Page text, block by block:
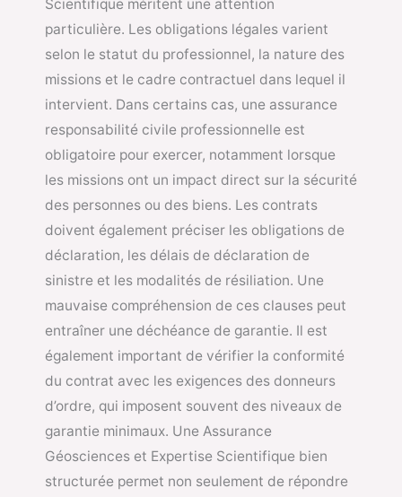
Scientifique méritent une attention
particulière. Les obligations légales varient
selon le statut du professionnel, la nature des
missions et le cadre contractuel dans lequel il
intervient. Dans certains cas, une assurance
responsabilité civile professionnelle est
obligatoire pour exercer, notamment lorsque
les missions ont un impact direct sur la sécurité
des personnes ou des biens. Les contrats
doivent également préciser les obligations de
déclaration, les délais de déclaration de
sinistre et les modalités de résiliation. Une
mauvaise compréhension de ces clauses peut
entraîner une déchéance de garantie. Il est
également important de vérifier la conformité
du contrat avec les exigences des donneurs
d’ordre, qui imposent souvent des niveaux de
garantie minimaux. Une Assurance
Géosciences et Expertise Scientifique bien
structurée permet non seulement de répondre